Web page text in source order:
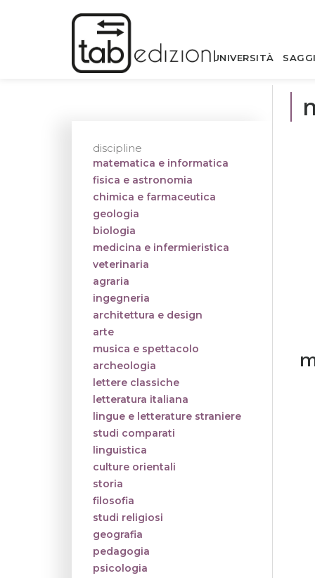
UNIVERSITÀ
discipline
matematica e informatica
fisica e astronomia
chimica e farmaceutica
geologia
biologia
medicina e infermieristica
veterinaria
agraria
ingegneria
architettura e design
arte
musica e spettacolo
archeologia
lettere classiche
letteratura italiana
lingue e letterature straniere
studi comparati
linguistica
culture orientali
storia
filosofia
studi religiosi
geografia
pedagogia
psicologia